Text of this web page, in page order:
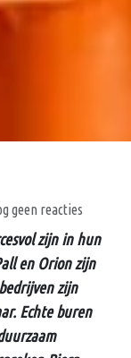
geen reacties
zijn in hun
en Orion zijn
zijn
Echte buren